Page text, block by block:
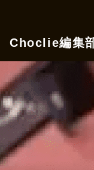
Choclie編集